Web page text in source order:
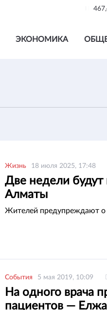
ЭКОНОМИКА
Жизнь 18 июля 2025, 17:48
Две недели будут
Алматы
Жителей предупреждают о
События 5 мая 2019, 10:09
На одного врача
пациентов —